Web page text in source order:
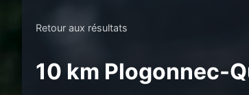
Retour aux résultats
10 km Plogonnec-